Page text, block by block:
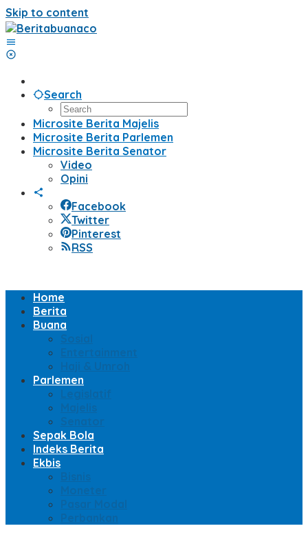
Skip to content
Search
Microsite Berita Majelis
Microsite Berita Parlemen
Microsite Berita Senator
Video
Opini
Facebook
Twitter
Pinterest
RSS
Home
Berita
Buana
Sosial
Entertainment
Haji & Umroh
Parlemen
Legislatif
Majelis
Senator
Sepak Bola
Indeks Berita
Ekbis
Bisnis
Moneter
Pasar Modal
Perbankan